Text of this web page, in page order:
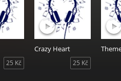
25 Kč
Crazy Heart
25 Kč